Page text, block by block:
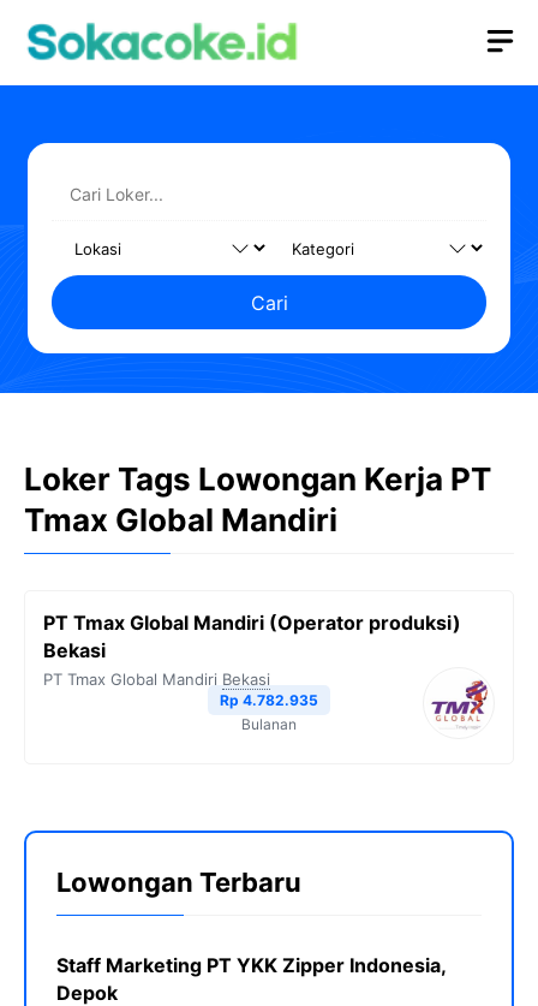
Cari
Loker Tags Lowongan Kerja PT
Tmax Global Mandiri
PT Tmax Global Mandiri (Operator produksi)
Bekasi
PT Tmax Global Mandiri Bekasi
Rp 4.782.935
Bulanan
Lowongan Terbaru
Staff Marketing PT YKK Zipper Indonesia,
Depok